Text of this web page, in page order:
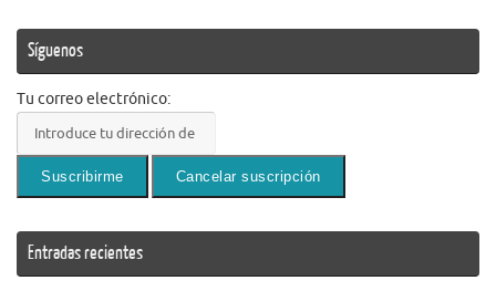
Síguenos
Tu correo electrónico:
Entradas recientes